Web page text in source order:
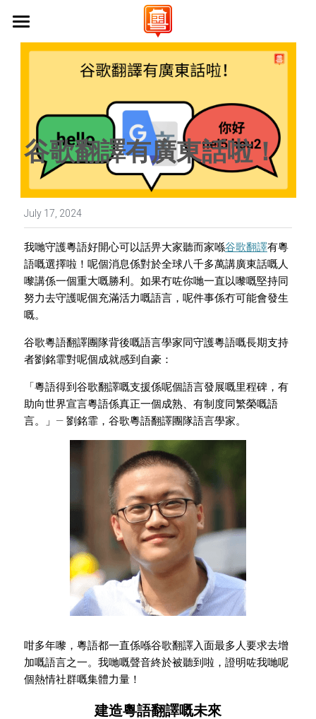
Home 首頁
About Us 關於我們
Vision & Mission 使命與願景
FAQs 常見問題
Campaigns 保育工作
Stanford University 史丹佛大學
UC Berkeley 加州大學伯克利分校
UCLA 加州大學洛杉磯分校
CCSF 舊金山城市學院
K-12 Initiatives 中小學推廣
Events 活動
Learn Cantonese 學粵語
Cantonese World Map 粵語世界地圖
CantoPop Music Map 廣東歌地圖
Language Resources 語言資源
Shop 商店
UX Designer
Join Us 加入我們
谷歌翻譯有廣東話啦！
July 17, 2024
我哋守護粵語好開心可以話畀大家聽而家喺谷歌翻譯有粵
語嘅選擇啦！呢個消息係對於全球八千多萬講廣東話嘅人
嚟講係一個重大嘅勝利。如果冇咗你哋一直以嚟嘅堅持同
努力去守護呢個充滿活力嘅語言，呢件事係冇可能會發生
嘅。
谷歌粵語翻譯團隊背後嘅語言學家同守護粵語嘅長期支持
者劉銘霏對呢個成就感到自豪：
「粵語得到谷歌翻譯嘅支援係呢個語言發展嘅里程碑，有
助向世界宣言粵語係真正一個成熟、有制度同繁榮嘅語
言。」 — 劉銘霏，谷歌粵語翻譯團隊語言學家。
咁多年嚟，粵語都一直係喺谷歌翻譯入面最多人要求去增
加嘅語言之一。我哋嘅聲音終於被聽到啦，證明咗我哋呢
個熱情社群嘅集體力量！
建造粵語翻譯嘅未來